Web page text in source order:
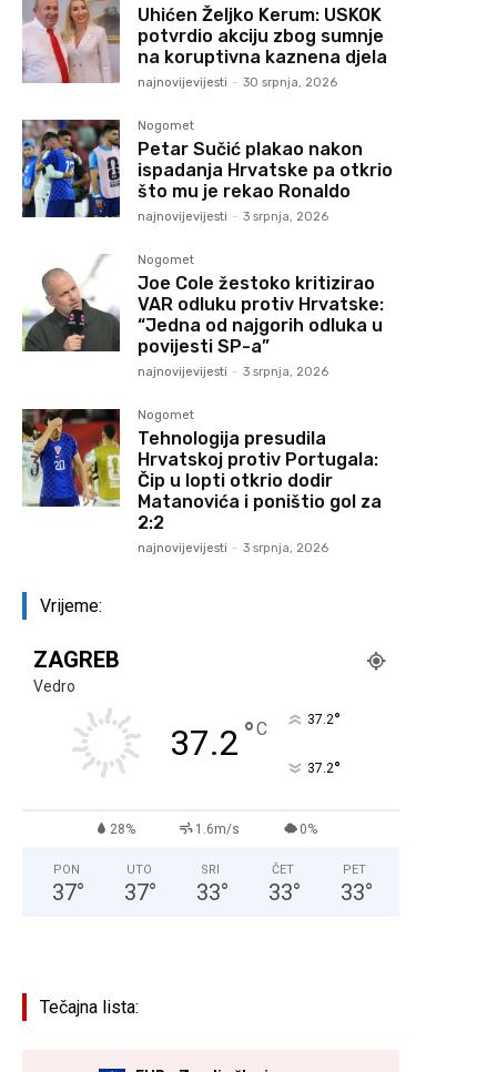
Uhićen Željko Kerum: USKOK
potvrdio akciju zbog sumnje
na koruptivna kaznena djela
najnovijevijesti - 30 srpnja, 2026
Nogomet
Petar Sučić plakao nakon
ispadanja Hrvatske pa otkrio
što mu je rekao Ronaldo
najnovijevijesti - 3 srpnja, 2026
Nogomet
Joe Cole žestoko kritizirao
VAR odluku protiv Hrvatske:
“Jedna od najgorih odluka u
povijesti SP-a”
najnovijevijesti - 3 srpnja, 2026
Nogomet
Tehnologija presudila
Hrvatskoj protiv Portugala:
Čip u lopti otkrio dodir
Matanovića i poništio gol za
2:2
najnovijevijesti - 3 srpnja, 2026
Vrijeme:
ZAGREB
Vedro
37.2 °C 37.2°
37.2°
28% 1.6m/s 0%
PON
37°
UTO
37°
SRI
33°
ČET
33°
PET
33°
Tečajna lista: